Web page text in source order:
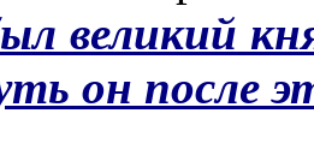
великий
он после